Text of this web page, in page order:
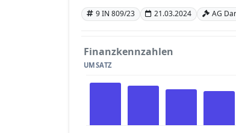
9 IN 809/23 21.03.2024 AG
Finanzkennzahlen
UMSATZ